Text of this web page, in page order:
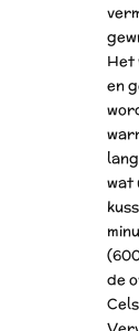
Het
en
wat
de